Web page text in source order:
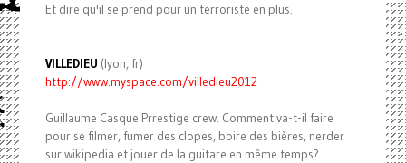
Et dire qu'il se prend pour un terroriste en plus.
VILLEDIEU (lyon, fr)
http://www.myspace.com/villedieu2012
Guillaume Casque Prrestige crew. Comment va-t-il faire
pour se filmer, fumer des clopes, boire des bières, nerder
sur wikipedia et jouer de la guitare en même temps?